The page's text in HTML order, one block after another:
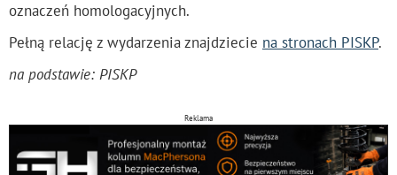
oznaczeń homologacyjnych.
Pełną relację z wydarzenia znajdziecie na stronach PISKP.
na podstawie: PISKP
Reklama